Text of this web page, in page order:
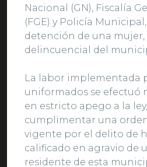
Nacional (GN), Fiscalía
(FGE) y Policía
detención de una
delincuencial del
La labor implementada
uniformados se efectuó
en estricto apego a la
cumplimentar una
vigente por el delito de
calificado en agravio de
residente de esta